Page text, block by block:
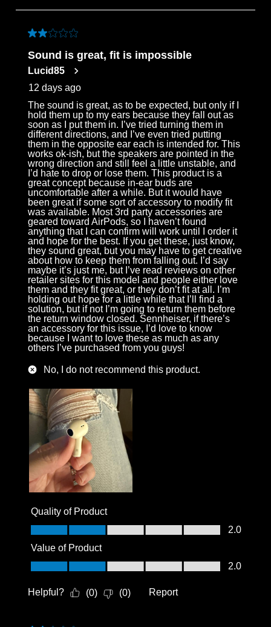
Reviews
2 out of 5 stars.
Sound is great, fit is impossible
Lucid85
12 days ago
The sound is great, as to be expected, but only if I
hold them up to my ears because they fall out as
soon as I put them in. I’ve tried turning them in
different directions, and I’ve even tried putting
them in the opposite ear each is intended for. This
works ok-ish, but the speakers are pointed in the
wrong direction and still feel a little unstable, and
I’d hate to drop or lose them. This product is a
great concept because in-ear buds are
uncomfortable after a while. But it would have
been great if some sort of accessory to modify fit
was available. Most 3rd party accessories are
geared toward AirPods, so I haven’t found
anything that I can confirm will work until I order it
and hope for the best. If you get these, just know,
they sound great, but you may have to get creative
about how to keep them from falling out. I’d say
maybe it’s just me, but I’ve read reviews on other
retailer sites for this model and people either love
them and they fit great, or they don’t fit at all. I’m
holding out hope for a little while that I’ll find a
solution, but if not I’m going to return them before
the return window closed. Sennheiser, if there’s
an accessory for this issue, I’d love to know
because I want to love these as much as any
others I’ve purchased from you guys!
No, I do not recommend this product.
Quality of Product
Quality of Product, 2.0 out of 5
2.0
Value of Product
Value of Product, 2.0 out of 5
2.0
Helpful? (0) (0) Report